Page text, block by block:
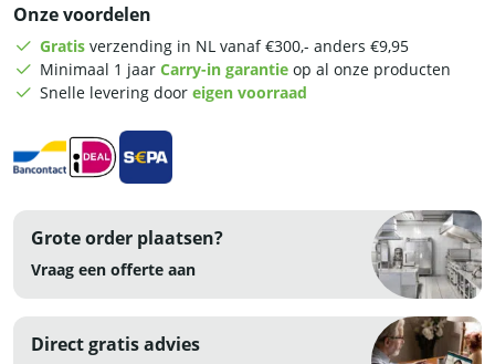
afvoerpomp
zeeppomp
RVS
aantal
Onze voordelen
Gratis verzending in NL vanaf €300,- anders €9,95
Minimaal 1 jaar Carry-in garantie op al onze producten
Snelle levering door eigen voorraad
Grote order plaatsen?
Vraag een offerte aan
Direct gratis advies